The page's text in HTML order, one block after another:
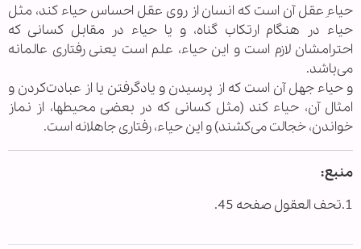
حیاءِ عقل آن است که انسان از روی عقل احساس حیاء کند، مثل
حیاء در هنگام ارتکاب گناه، و یا حیاء در مقابل کسانی که
احترامشان لازم است و این حیاء، علم است یعنی رفتاری عالمانه
می‌باشد.
و حیاء جهل آن است که از پرسیدن و یادگرفتن یا از عبادت‌کردن و
امثال آن، حیاء کند (مثل کسانی که در بعضی محیطها، از نماز
خواندن، خجالت می‌کشند) و این حیاء، رفتاری جاهلانه است.
منبع:
1.تحف العقول صفحه 45.